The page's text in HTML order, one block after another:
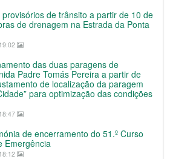
de trânsito a partir de 10 de
de drenagem na Estrada da Ponta
das duas paragens de
Padre Tomás Pereira a partir de
de localização da paragem
para optimização das condições
de encerramento do 51.º Curso
Emergência